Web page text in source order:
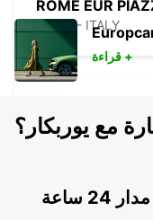
ROME EUR
ROMA - ITALY
ROME VIA
قراءة +
مع يوربكار؟